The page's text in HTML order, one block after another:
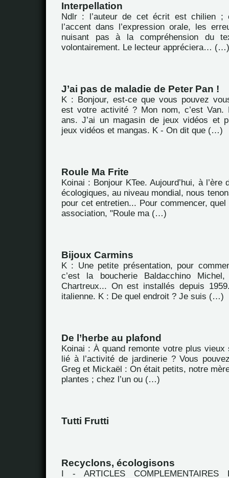
Interpellation
Ndlr : l’auteur de cet écrit est chilien ;
l’accent dans l’expression orale, les
nuisant pas à la compréhension du
volontairement. Le lecteur appréciera… (…)
J’ai pas de maladie de Peter Pan !
K : Bonjour, est-ce que vous pouvez
est votre activité ? Mon nom, c’est Van.
ans. J’ai un magasin de jeux vidéos et
jeux vidéos et mangas. K - On dit que (…)
Roule Ma Frite
Koinai : Bonjour KTee. Aujourd’hui, à l’ère
écologiques, au niveau mondial, nous
pour cet entretien... Pour commencer, quel
association, "Roule ma (…)
Bijoux Carmins
K : Une petite présentation, pour
c’est la boucherie Baldacchino
Chartreux... On est installés depuis
italienne. K : De quel endroit ? Je suis (…)
De l’herbe au plafond
Koinai : À quand remonte votre plus vieux
lié à l’activité de jardinerie ? Vous
Greg et Mickaël : On était petits, notre
plantes ; chez l’un ou (…)
Tutti Frutti
Recyclons, écologisons
I - ARTICLES COMPLEMENTAIRES